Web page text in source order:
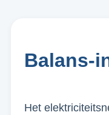
Balans-
Het